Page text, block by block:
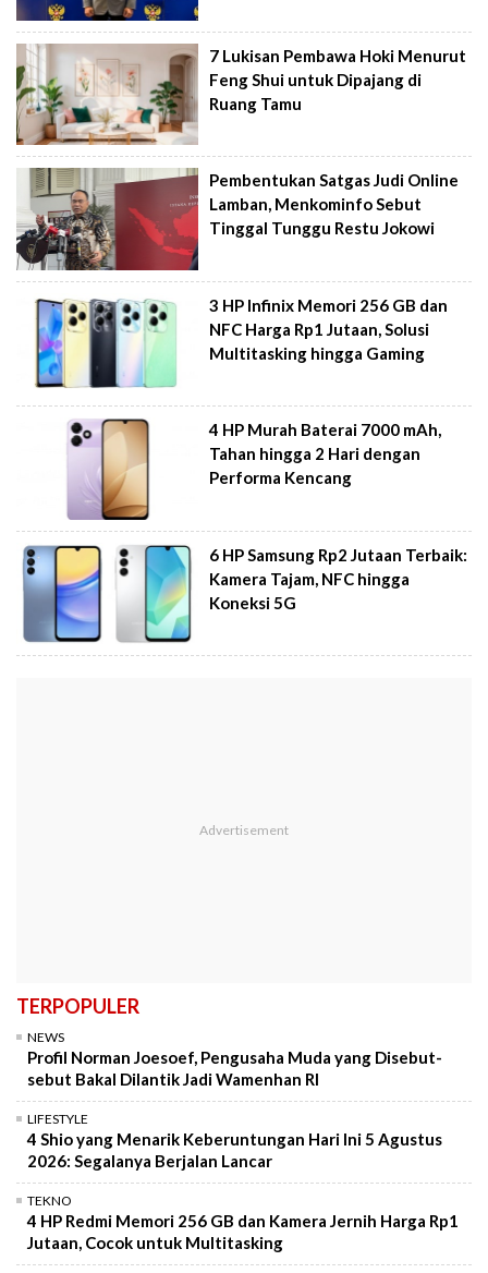
7 Lukisan Pembawa Hoki Menurut
Feng Shui untuk Dipajang di
Ruang Tamu
Pembentukan Satgas Judi Online
Lamban, Menkominfo Sebut
Tinggal Tunggu Restu Jokowi
3 HP Infinix Memori 256 GB dan
NFC Harga Rp1 Jutaan, Solusi
Multitasking hingga Gaming
4 HP Murah Baterai 7000 mAh,
Tahan hingga 2 Hari dengan
Performa Kencang
6 HP Samsung Rp2 Jutaan Terbaik:
Kamera Tajam, NFC hingga
Koneksi 5G
TERPOPULER
NEWS
Profil Norman Joesoef, Pengusaha Muda yang Disebut-
sebut Bakal Dilantik Jadi Wamenhan RI
LIFESTYLE
4 Shio yang Menarik Keberuntungan Hari Ini 5 Agustus
2026: Segalanya Berjalan Lancar
TEKNO
4 HP Redmi Memori 256 GB dan Kamera Jernih Harga Rp1
Jutaan, Cocok untuk Multitasking